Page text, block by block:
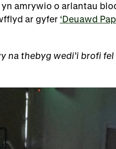
amrywio o arlantau
ar gyfer ‘Deuawd
na thebyg wedi’i brofi